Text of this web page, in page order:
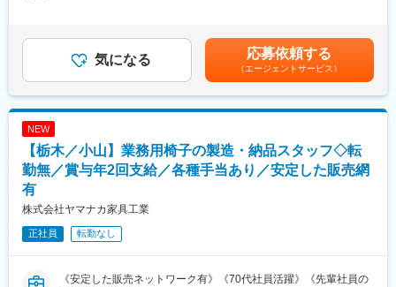
が９割程度となっています。製造業や生産工場さんへの提案が中
心です。
＜担当エリア＞現在は担当者５名の地区割りとなっており、東
なく固定給となります。
佐野を拠点として営業を行っているメンバーは現在50代男性1名
です。ご入社後は先輩社員のOJT指導や現場同行を重ねて、徐々
■ご入社後・資格取得支援：
あり、選考を通じて上下する可能性があります。月給(月額)は固定
手当を含めた表記です。
気になる 応募依頼する
（エージェントサービス）
NEW
【栃木／小山】業務用椅子の製造・納品スタッフ◇転
勤無／賞与年2回支給／各種手当あり／安定した販売網
有
株式会社ヤマナカ家具工業
正社員 転勤なし
《安定した販売ネットワーク有》《70代社員活躍》《先輩社員の